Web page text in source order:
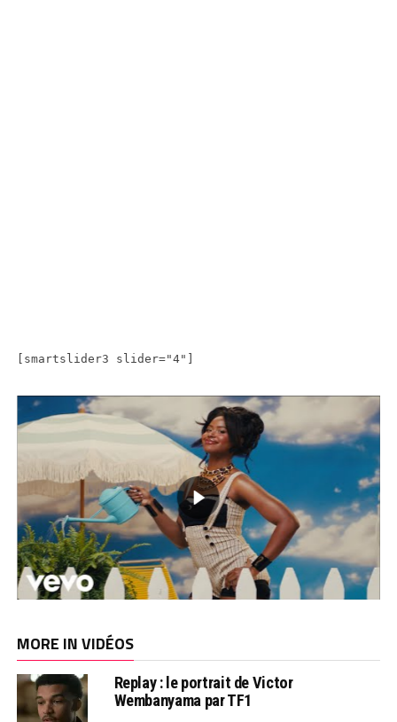
[smartslider3 slider="4"]
MORE IN VIDÉOS
Replay : le portrait de Victor
Wembanyama par TF1